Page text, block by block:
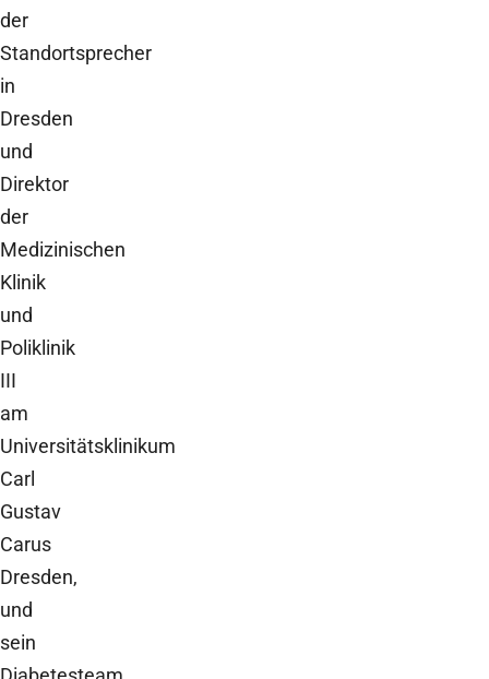
der
Standortsprecher
in
Dresden
und
Direktor
der
Medizinischen
Klinik
und
Poliklinik
III
am
Universitätsklinikum
Carl
Gustav
Carus
Dresden,
und
sein